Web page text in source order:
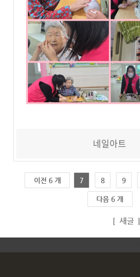
네일아트
이전 6 개 7 8 9
다음 6 개
[ 새글|